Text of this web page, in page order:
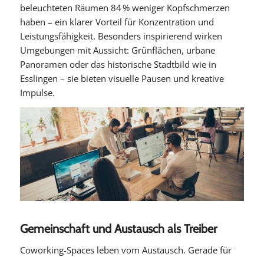
beleuchteten Räumen 84 % weniger Kopfschmerzen
haben – ein klarer Vorteil für Konzentration und
Leistungsfähigkeit. Besonders inspirierend wirken
Umgebungen mit Aussicht: Grünflächen, urbane
Panoramen oder das historische Stadtbild wie in
Esslingen – sie bieten visuelle Pausen und kreative
Impulse.
Gemeinschaft und Austausch als Treiber
Coworking-Spaces leben vom Austausch. Gerade für